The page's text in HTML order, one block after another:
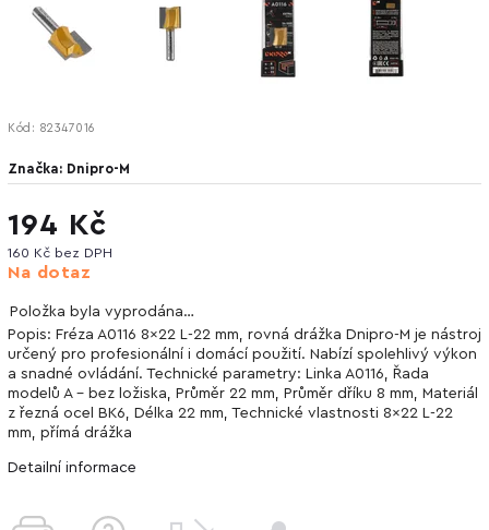
Kód: 82347016
Značka: Dnipro-M
194 Kč
160 Kč bez DPH
Na dotaz
Položka byla vyprodána…
Popis: Fréza A0116 8x22 L-22 mm, rovná drážka Dnipro-M je nástroj
určený pro profesionální i domácí použití. Nabízí spolehlivý výkon
a snadné ovládání. Technické parametry: Linka A0116, Řada
modelů A - bez ložiska, Průměr 22 mm, Průměr dříku 8 mm, Materiál
z řezná ocel BK6, Délka 22 mm, Technické vlastnosti 8x22 L-22
mm, přímá drážka
Detailní informace